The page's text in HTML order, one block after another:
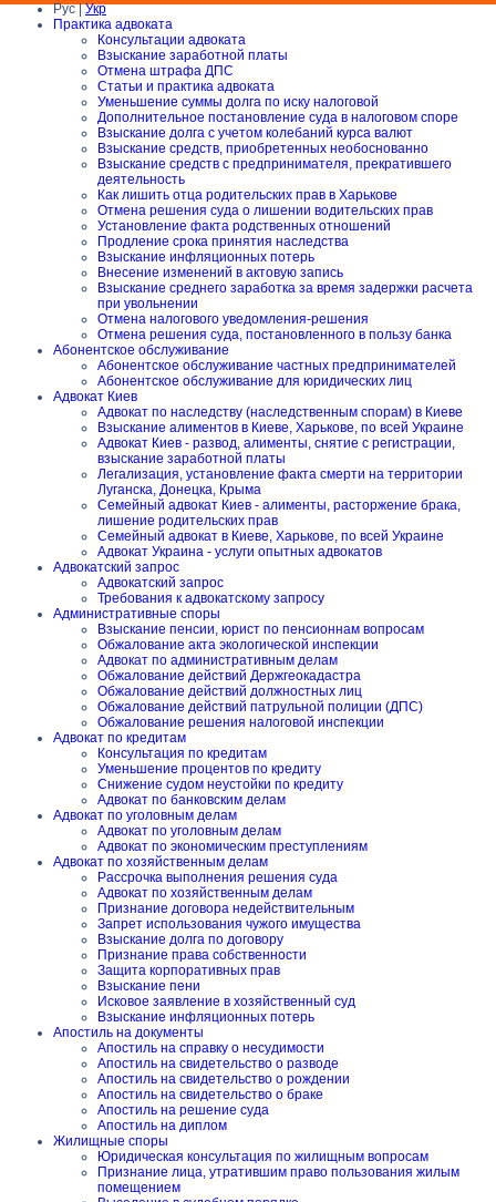
Рус |Укр
Практика адвоката
Консультации адвоката
Взыскание заработной платы
Отмена штрафа ДПС
Статьи и практика адвоката
Уменьшение суммы долга по иску налоговой
Дополнительное постановление суда в налоговом споре
Взыскание долга с учетом колебаний курса валют
Взыскание средств, приобретенных необоснованно
Взыскание средств с предпринимателя, прекратившего
деятельность
Как лишить отца родительских прав в Харькове
Отмена решения суда о лишении водительских прав
Установление факта родственных отношений
Продление срока принятия наследства
Взыскание инфляционных потерь
Внесение изменений в актовую запись
Взыскание среднего заработка за время задержки расчета
при увольнении
Отмена налогового уведомления-решения
Отмена решения суда, постановленного в пользу банка
Абонентское обслуживание
Абонентское обслуживание частных предпринимателей
Абонентское обслуживание для юридических лиц
Адвокат Киев
Адвокат по наследству (наследственным спорам) в Киеве
Взыскание алиментов в Киеве, Харькове, по всей Украине
Адвокат Киев - развод, алименты, снятие с регистрации,
взыскание заработной платы
Легализация, установление факта смерти на территории
Луганска, Донецка, Крыма
Семейный адвокат Киев - алименты, расторжение брака,
лишение родительских прав
Семейный адвокат в Киеве, Харькове, по всей Украине
Адвокат Украина - услуги опытных адвокатов
Адвокатский запрос
Адвокатский запрос
Требования к адвокатскому запросу
Административные споры
Взыскание пенсии, юрист по пенсионнам вопросам
Обжалование акта экологической инспекции
Адвокат по административным делам
Обжалование действий Держгеокадастра
Обжалование действий должностных лиц
Обжалование действий патрульной полиции (ДПС)
Обжалование решения налоговой инспекции
Адвокат по кредитам
Консультация по кредитам
Уменьшение процентов по кредиту
Снижение судом неустойки по кредиту
Адвокат по банковским делам
Адвокат по уголовным делам
Адвокат по уголовным делам
Адвокат по экономическим преступлениям
Адвокат по хозяйственным делам
Рассрочка выполнения решения суда
Адвокат по хозяйственным делам
Признание договора недействительным
Запрет использования чужого имущества
Взыскание долга по договору
Признание права собственности
Защита корпоративных прав
Взыскание пени
Исковое заявление в хозяйственный суд
Взыскание инфляционных потерь
Апостиль на документы
Апостиль на справку о несудимости
Апостиль на свидетельство о разводе
Апостиль на свидетельство о рождении
Апостиль на свидетельство о браке
Апостиль на решение суда
Апостиль на диплом
Жилищные споры
Юридическая консультация по жилищным вопросам
Признание лица, утратившим право пользования жилым
помещением